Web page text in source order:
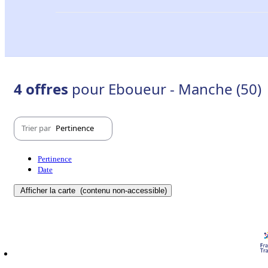
4 offres pour Eboueur - Manche (50)
Trier par Pertinence
Pertinence
Date
Afficher la carte (contenu non-accessible)